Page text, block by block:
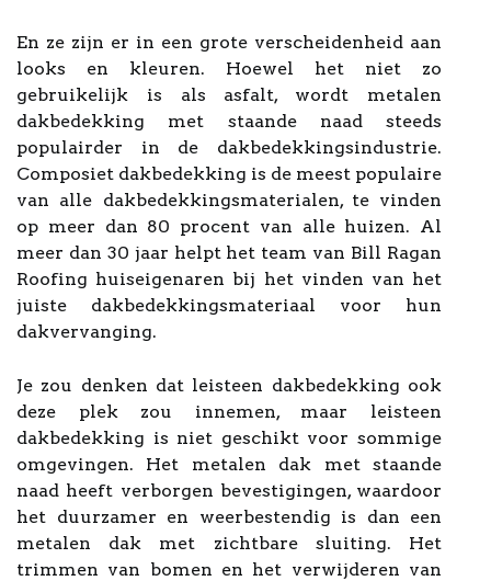
En ze zijn er in een grote verscheidenheid aan
looks en kleuren. Hoewel het niet zo
gebruikelijk is als asfalt, wordt metalen
dakbedekking met staande naad steeds
populairder in de dakbedekkingsindustrie.
Composiet dakbedekking is de meest populaire
van alle dakbedekkingsmaterialen, te vinden
op meer dan 80 procent van alle huizen. Al
meer dan 30 jaar helpt het team van Bill Ragan
Roofing huiseigenaren bij het vinden van het
juiste dakbedekkingsmateriaal voor hun
dakvervanging.
Je zou denken dat leisteen dakbedekking ook
deze plek zou innemen, maar leisteen
dakbedekking is niet geschikt voor sommige
omgevingen. Het metalen dak met staande
naad heeft verborgen bevestigingen, waardoor
het duurzamer en weerbestendig is dan een
metalen dak met zichtbare sluiting. Het
trimmen van bomen en het verwijderen van